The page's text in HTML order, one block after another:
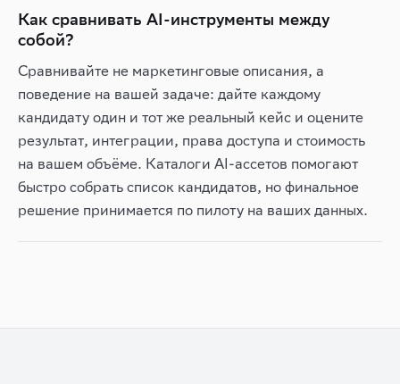
Как сравнивать AI-инструменты между
собой?
Сравнивайте не маркетинговые описания, а
поведение на вашей задаче: дайте каждому
кандидату один и тот же реальный кейс и оцените
результат, интеграции, права доступа и стоимость
на вашем объёме. Каталоги AI-ассетов помогают
быстро собрать список кандидатов, но финальное
решение принимается по пилоту на ваших данных.